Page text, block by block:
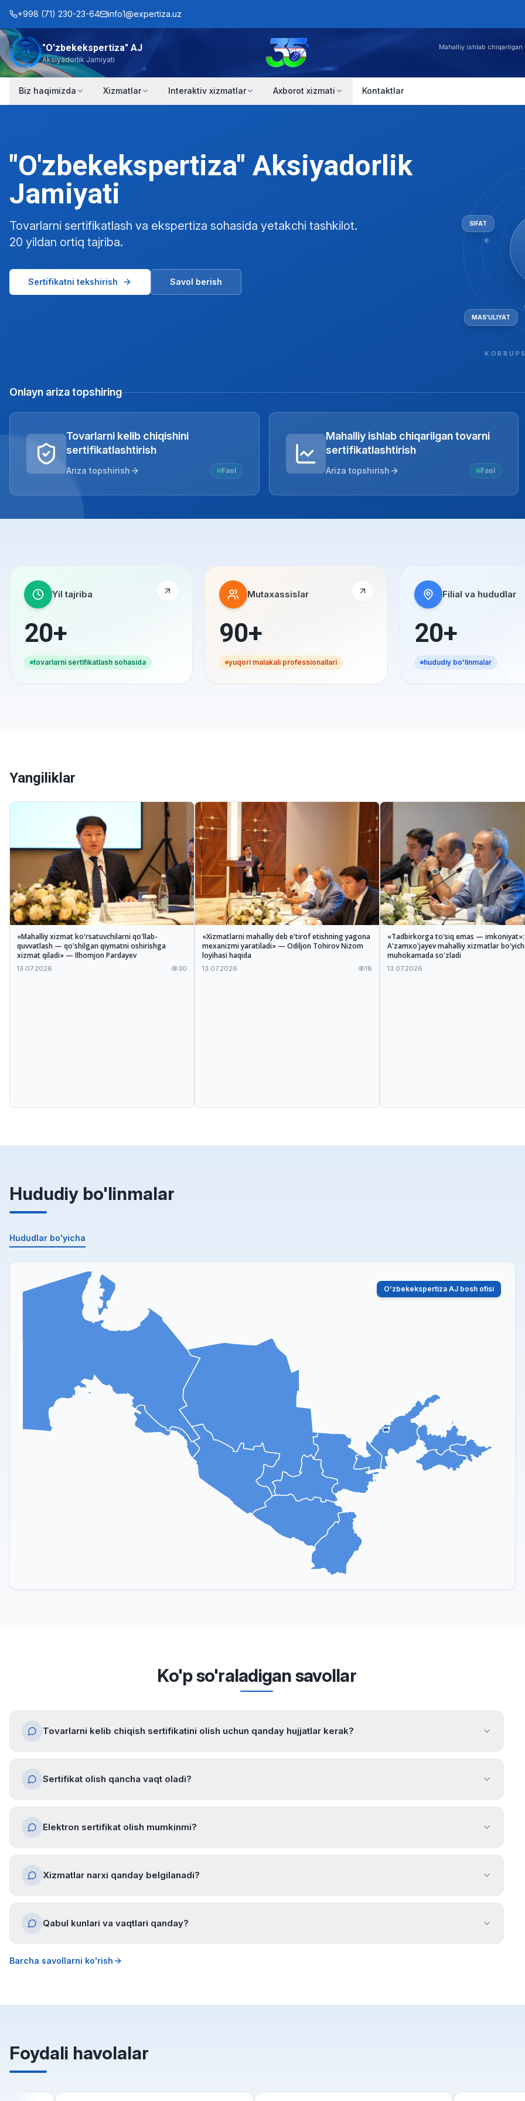
+998 (71) 230-23-64 info1@expertiza.uz
"O'zbekekspertiza" AJ
Aksiyadorlik Jamiyati
Mahalliy ishlab
Biz haqimizda Xizmatlar Interaktiv xizmatlar Axborot xizmati Kontaktlar
"O'zbekekspertiza" Aksiyadorlik
Jamiyati
Tovarlarni sertifikatlash va ekspertiza sohasida yetakchi tashkilot.
20 yildan ortiq tajriba.
Sertifikatni tekshirish Savol berish
MAS'ULIYAT
SIFAT
Onlayn ariza topshiring
Tovarlarni kelib chiqishini
sertifikatlashtirish
Ariza topshirish Faol
Mahalliy ishlab chiqarilgan tovarni
sertifikatlashtirish
Ariza topshirish Faol
Yil tajriba
20+
tovarlarni sertifikatlash sohasida
Mutaxassislar
90+
yuqori malakali professionallari
Filial va hududlar
20+
hududiy bo'linmalar
Yangiliklar
«Mahalliy xizmat ko'rsatuvchilarni qo'llab-
quvvatlash — qo'shilgan qiymatni oshirishga
xizmat qiladi» — Ilhomjon Pardayev
13.07.2026 30
«Xizmatlarni mahalliy deb e'tirof etishning yagona
mexanizmi yaratiladi» — Odiljon Tohirov Nizom
loyihasi haqida
13.07.2026 18
«Tadbirkorga to'siq emas — imkoniyat»:
A'zamxo'jayev mahalliy xizmatlar
muhokamada so'zladi
13.07.2026
Hududiy bo'linmalar
Hududlar bo'yicha
O'zbekekspertiza AJ bosh ofisi
Ko'p so'raladigan savollar
Tovarlarni kelib chiqish sertifikatini olish uchun qanday hujjatlar kerak?
Sertifikat olish qancha vaqt oladi?
Elektron sertifikat olish mumkinmi?
Xizmatlar narxi qanday belgilanadi?
Qabul kunlari va vaqtlari qanday?
Barcha savollarni ko'rish
Foydali havolalar